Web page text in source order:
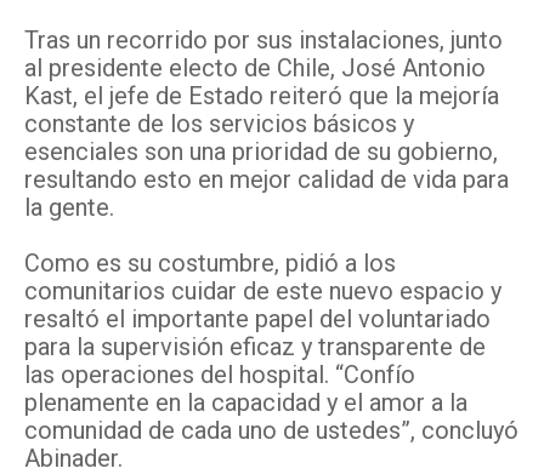
Tras un recorrido por sus instalaciones, junto
al presidente electo de Chile, José Antonio
Kast, el jefe de Estado reiteró que la mejoría
constante de los servicios básicos y
esenciales son una prioridad de su gobierno,
resultando esto en mejor calidad de vida para
la gente.
Como es su costumbre, pidió a los
comunitarios cuidar de este nuevo espacio y
resaltó el importante papel del voluntariado
para la supervisión eficaz y transparente de
las operaciones del hospital. “Confío
plenamente en la capacidad y el amor a la
comunidad de cada uno de ustedes”, concluyó
Abinader.